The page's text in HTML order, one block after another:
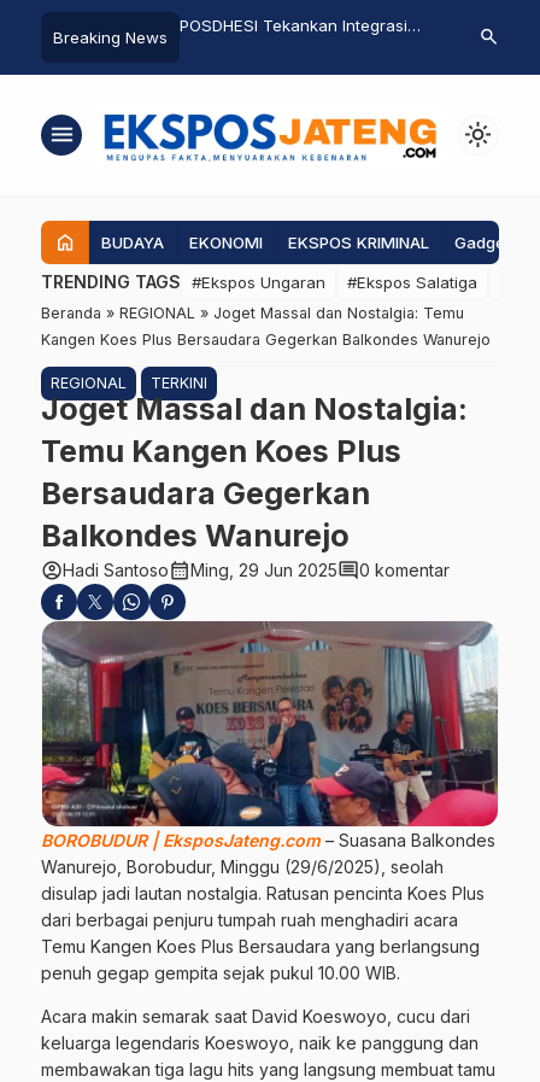
Breaking News
Asing untuk
Saing Lulusan
Penambangan Diduga Ilegal di
Salatiga Tegaskan Penegakan
Gubernur
Pantura,
search
menu light_mode
home BUDAYA EKONOMI EKSPOS KRIMINAL Gadgets
TRENDING TAGS #Ekspos Ungaran #Ekspos Salatiga
Beranda » REGIONAL » Joget Massal dan Nostalgia: Temu
Kangen Koes Plus Bersaudara Gegerkan Balkondes Wanurejo
REGIONAL TERKINI
Joget Massal dan Nostalgia:
Temu Kangen Koes Plus
Bersaudara Gegerkan
Balkondes Wanurejo
account_circleHadi Santosocalendar_monthMing, 29 Jun 2025comment0 komentar
BOROBUDUR | EksposJateng.com – Suasana Balkondes
Wanurejo, Borobudur, Minggu (29/6/2025), seolah
disulap jadi lautan nostalgia. Ratusan pencinta Koes Plus
dari berbagai penjuru tumpah ruah menghadiri acara
Temu Kangen Koes Plus Bersaudara yang berlangsung
penuh gegap gempita sejak pukul 10.00 WIB.
Acara makin semarak saat David Koeswoyo, cucu dari
keluarga legendaris Koeswoyo, naik ke panggung dan
membawakan tiga lagu hits yang langsung membuat tamu